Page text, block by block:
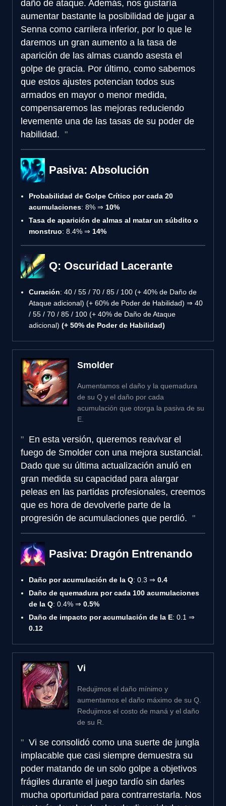
daño de ataque. Además, nos gustaría
aumentar bastante la posibilidad de jugar a
Senna como carrilera inferior, por lo que le
daremos un gran aumento a la tasa de
aparición de las almas cuando asesta el
golpe de gracia. Por último, como sabemos
que estos ajustes potencian todos sus
armados en mayor o menor medida,
compensaremos las mejoras reduciendo
levemente una de las tasas de su poder de
habilidad.
Pasiva: Absolución
Probabilidad de Golpe Crítico por cada 20
acumulaciones: 8% ⇒ 10%
Tasa de aparición de almas al matar un súbdito o
monstruo: 8.4% ⇒ 14%
Q: Oscuridad Lacerante
Curación: 40 / 55 / 70 / 85 / 100 (+ 40% de Daño de
Ataque adicional) (+ 60% de Poder de Habilidad) ⇒ 40
/ 55 / 70 / 85 / 100 (+ 40% de Daño de Ataque
adicional) (+ 50% de Poder de Habilidad)
Smolder
Aumentamos el daño y la quemadura
de su Q y el daño por cada
acumulación que otorga la pasiva de su
E.
En esta versión, queremos reavivar el
fuego de Smolder con una mejora sustancial.
Dado que su última actualización anuló en
gran medida su capacidad para alargar
peleas en las partidas profesionales, creemos
que es hora de devolverle parte de la
progresión de acumulaciones que perdió.
Pasiva: Dragón Entrenando
Daño por acumulación de la Q: 0.3 ⇒ 0.4
Daño de quemadura por cada 100 acumulaciones
de la Q: 0.4% ⇒ 0.5%
Daño de impacto por acumulación de la E: 0.1 ⇒
0.12
Vi
Redujimos el daño mínimo y
aumentamos el daño máximo de su Q.
Redujimos el costo de maná y el daño
de su R.
Vi se consolidó como una suerte de jungla
implacable que casi siempre demuestra su
poder matando de un solo golpe a objetivos
frágiles durante el juego tardío sin darles
mucha oportunidad para contrarrestarla. Nos